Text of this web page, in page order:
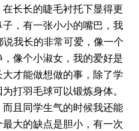
长长的睫毛衬托下显得更
，有一张小小的嘴巴，我
我长的非常可爱，像一个
像个小淑女，我的爱好是
才能做想做的事，除了学
打羽毛球可以锻炼身体。
且同学生气的时候我还能
大的缺点是胆小，有一次